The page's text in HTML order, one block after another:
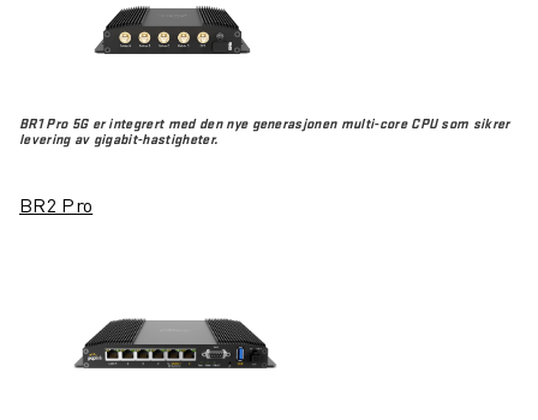
BR1 Pro 5G er integrert med den nye generasjonen multi-core CPU som sikrer
levering av gigabit-hastigheter.
BR2 Pro